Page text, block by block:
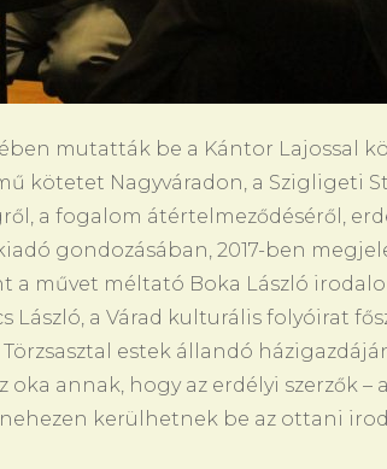
mutatták be a Kántor Lajossal
kötetet Nagyváradon, a Szigligeti
a fogalom átértelmeződéséről,
gondozásában, 2017-ben
a művet méltató Boka László
László, a Várad kulturális folyóirat
estek állandó
annak, hogy az erdélyi szerzők –
kerülhetnek be az ottani